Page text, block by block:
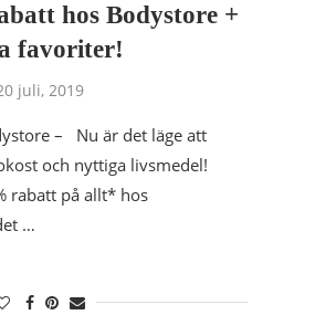
hos Bodystore +
favoriter!
juli, 2019
– Nu är det läge att
och nyttiga livsmedel!
rabatt på allt* hos
…